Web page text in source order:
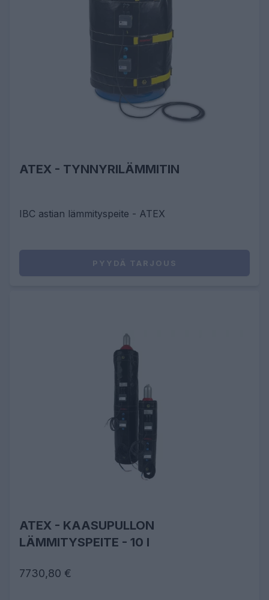
ATEX - TYNNYRILÄMMITIN
IBC astian lämmityspeite - ATEX
PYYDÄ TARJOUS
ATEX - KAASUPULLON
LÄMMITYSPEITE - 10 l
7730,80 €